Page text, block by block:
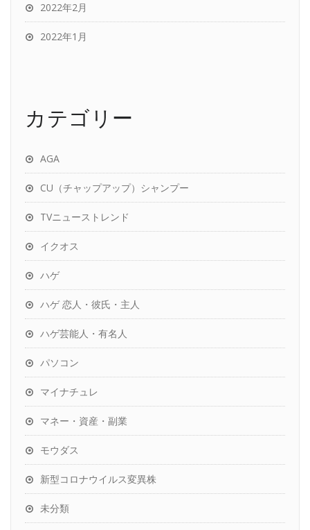
2022年2月
2022年1月
カテゴリー
AGA
CU（チャップアップ）シャンプー
TVニューストレンド
イクオス
ハゲ
ハゲ 恋人・彼氏・主人
ハゲ芸能人・有名人
パソコン
マイナチュレ
マネー・資産・副業
モウダス
新型コロナウイルス変異株
未分類